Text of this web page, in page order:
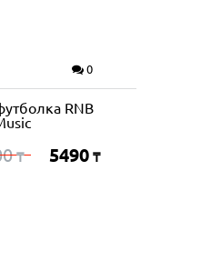
0
RNB
₸ 5490 ₸